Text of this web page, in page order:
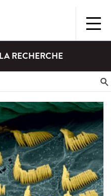
RECHERCHE